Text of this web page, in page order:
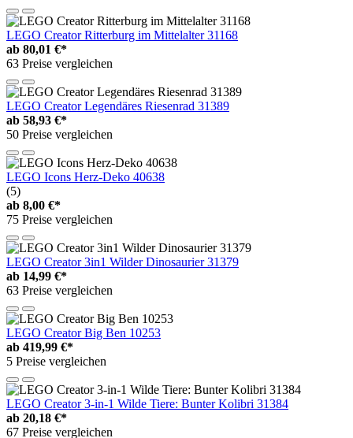
LEGO Creator Ritterburg im Mittelalter 31168
ab 80,01 €*
63 Preise vergleichen
LEGO Creator Legendäres Riesenrad 31389
ab 58,93 €*
50 Preise vergleichen
LEGO Icons Herz-Deko 40638
(5)
ab 8,00 €*
75 Preise vergleichen
LEGO Creator 3in1 Wilder Dinosaurier 31379
ab 14,99 €*
63 Preise vergleichen
LEGO Creator Big Ben 10253
ab 419,99 €*
5 Preise vergleichen
LEGO Creator 3-in-1 Wilde Tiere: Bunter Kolibri 31384
ab 20,18 €*
67 Preise vergleichen